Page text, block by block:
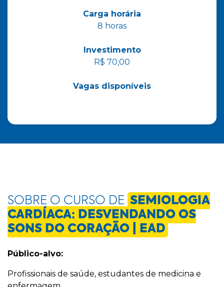
Carga horária
8 horas
Investimento
R$ 70,00
Vagas disponíveis
SOBRE O CURSO DE SEMIOLOGIA
CARDÍACA: DESVENDANDO OS
SONS DO CORAÇÃO | EAD
Público-alvo:
Profissionais de saúde, estudantes de medicina e